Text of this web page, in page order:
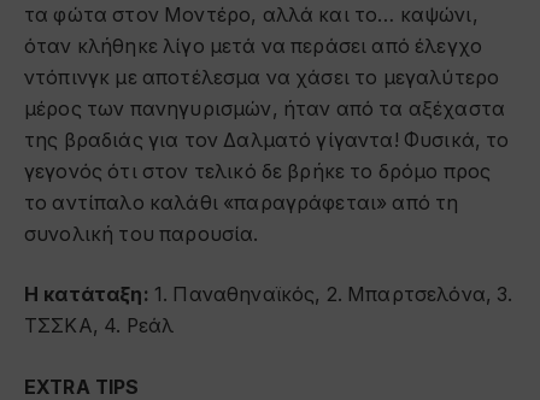
τα φώτα στον Μοντέρο, αλλά και το… καψώνι,
όταν κλήθηκε λίγο μετά να περάσει από έλεγχο
ντόπινγκ με αποτέλεσμα να χάσει το μεγαλύτερο
μέρος των πανηγυρισμών, ήταν από τα αξέχαστα
της βραδιάς για τον Δαλματό γίγαντα! Φυσικά, το
γεγονός ότι στον τελικό δε βρήκε το δρόμο προς
το αντίπαλο καλάθι «παραγράφεται» από τη
συνολική του παρουσία.
Η κατάταξη: 1. Παναθηναϊκός, 2. Μπαρτσελόνα, 3.
ΤΣΣΚΑ, 4. Ρεάλ
EXTRA TIPS